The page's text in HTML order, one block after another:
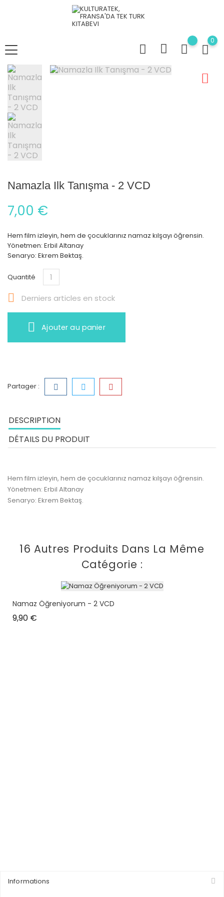
0
Namazla Ilk Tanışma - 2 VCD
7,00 €
Hem film izleyin, hem de çocuklarınız namaz kılşayı öğrensin.
Yönetmen: Erbil Altanay
Senaryo: Ekrem Bektaş.
Quantité
 Derniers articles en stock
Ajouter au panier
Partager :
DESCRIPTION
DÉTAILS DU PRODUIT
Hem film izleyin, hem de çocuklarınız namaz kılşayı öğrensin.
Yönetmen: Erbil Altanay
Senaryo: Ekrem Bektaş.
16 Autres Produits Dans La Même
Catégorie :
Namaz Öğreniyorum - 2 VCD
9,90 €
Informations